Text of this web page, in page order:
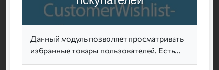
Данный модуль позволяет просматривать
избранные товары пользователей. Есть...